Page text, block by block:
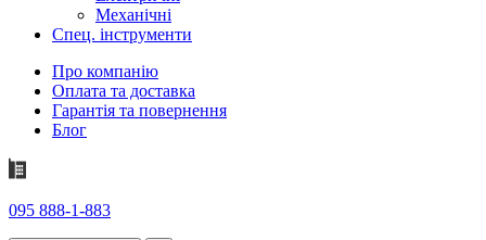
Механічні
Спец. інструменти
Про компанію
Оплата та доставка
Гарантія та повернення
Блог
095 888-1-883